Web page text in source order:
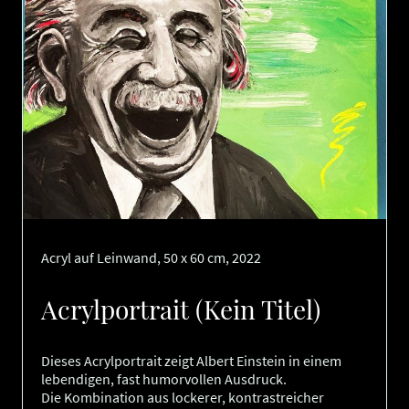
Acryl auf Leinwand, 50 x 60 cm, 2022
Acrylportrait (Kein Titel)
Dieses Acrylportrait zeigt Albert Einstein in einem
lebendigen, fast humorvollen Ausdruck.
Die Kombination aus lockerer, kontrastreicher